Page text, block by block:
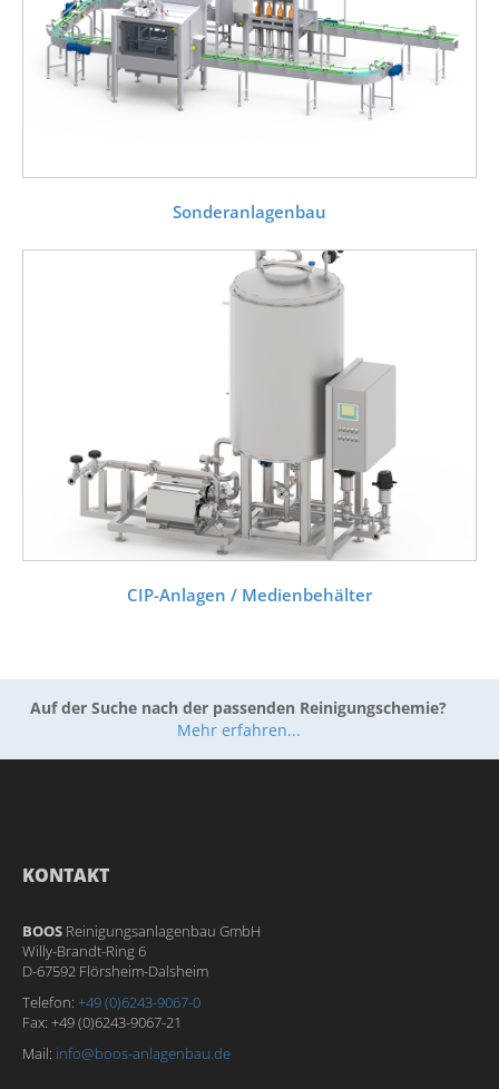
Sonderanlagenbau
CIP-Anlagen / Medienbehälter
Auf der Suche nach der passenden Reinigungschemie?
Mehr erfahren...
KONTAKT
BOOS Reinigungsanlagenbau GmbH
Willy-Brandt-Ring 6
D-67592 Flörsheim-Dalsheim
Telefon: +49 (0)6243-9067-0
Fax: +49 (0)6243-9067-21
Mail: info@boos-anlagenbau.de